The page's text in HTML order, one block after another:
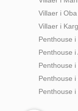
Villaer i Oba
Villaer i
Penthouse i
Penthouse i
Penthouse
Penthouse i
Penthouse i